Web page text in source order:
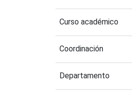
Curso académico
Coordinación
Departamento